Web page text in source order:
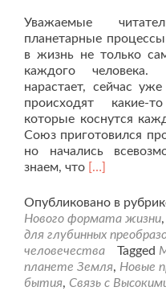
Уважаемые
планетарные
в жизнь не только
каждого
нарастает, сейчас
происходят какие-
которые коснутся
Союз приготовился
но начались
знаем, что Читать
проПомощь
планете
Земля.
Сеанс
№3.
[…]
Опубликовано в
Нового формата жизни,
для глубинных
человечества
Tagged
планете Земля, Новые
бытия, Связь с